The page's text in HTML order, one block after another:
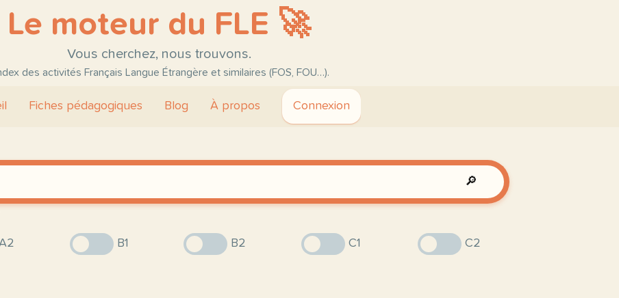
Le moteur du FLE 🚀
Vous cherchez, nous trouvons.
des activités Français Langue Étrangère et similaires (FOS, FOU…).
Fiches pédagogiques Blog À propos Connexion
🔎
B1 B2 C1 C2